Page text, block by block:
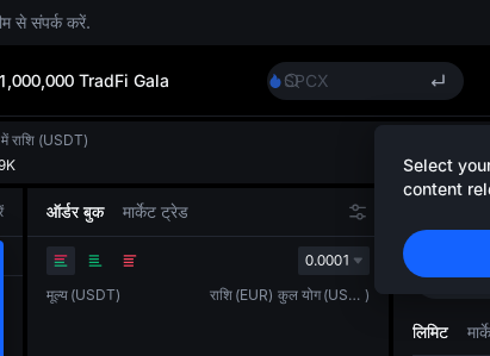
से संपर्क करें.
TradFi Gala
SPCX
CASHCAT
Unitree Future Now Live
GOLD(XAU)
SPCX
CASHCAT
HFT
Unitree Future Now Live
Select
content
राशि (USDT)
ऑर्डर बुक मार्केट ट्रेड
0.0001
मूल्य (USDT) राशि (EUR) कुल योग ( USDT )
लिमिट